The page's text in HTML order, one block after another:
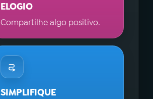
ELOGIO
Compartilhe algo positivo.
SIMPLIFIQUE